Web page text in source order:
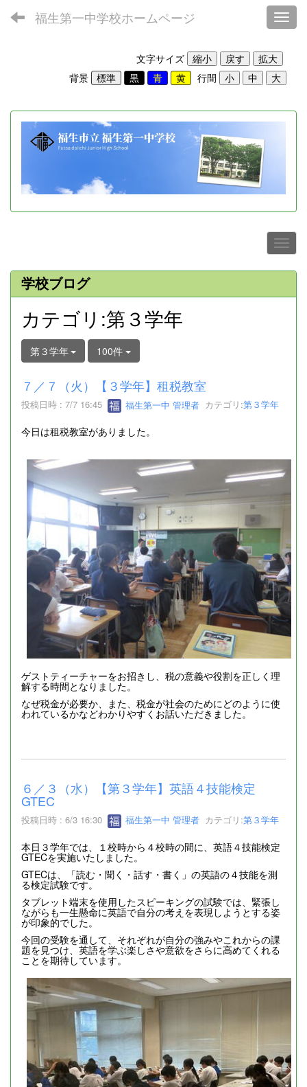
福生第一中学校ホームページ
文字サイズ
背景
行間
学校ブログ
カテゴリ:第３学年
第３学年 100件
７／７（火）【３学年】租税教室
投稿日時 : 7/7 16:45 福生第一中 管理者 カテゴリ:第３学年
今日は租税教室がありました。
ゲストティーチャーをお招きし、税の意義や役割を正しく理
解する時間となりました。
なぜ税金が必要か、また、税金が社会のためにどのように使
われているかなどわかりやすくお話いただきました。
６／３（水）【第３学年】英語４技能検定
GTEC
投稿日時 : 6/3 16:30 福生第一中 管理者 カテゴリ:第３学年
本日３学年では、１校時から４校時の間に、英語４技能検定
GTECを実施いたしました。
GTECは、「読む・聞く・話す・書く」の英語の４技能を測
る検定試験です。
タブレット端末を使用したスピーキングの試験では、緊張し
ながらも一生懸命に英語で自分の考えを表現しようとする姿
が印象的でした。
今回の受験を通して、それぞれが自分の強みやこれからの課
題を見つけ、英語を学ぶ楽しさや意欲をさらに高めてくれる
ことを期待しています。